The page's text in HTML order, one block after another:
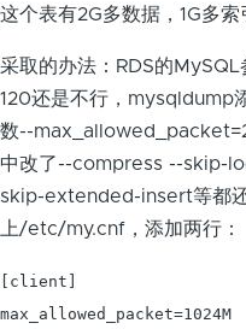
这个表有2G多数据，1G多索
采取的办法：RDS的
120还是不行，mysqldump
数--
中改了--compress --skip-
skip-extended-insert等都
上/etc/my.cnf，添加两行：
[client]
max_allowed_packet=1024M